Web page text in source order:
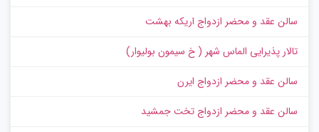
سالن عقد و محضر ازدواج اریکه بهشت
تالار پذیرایی الماس شهر ( خ سیمون بولیوار)
سالن عقد و محضر ازدواج ایرن
سالن عقد و محضر ازدواج تخت جمشید